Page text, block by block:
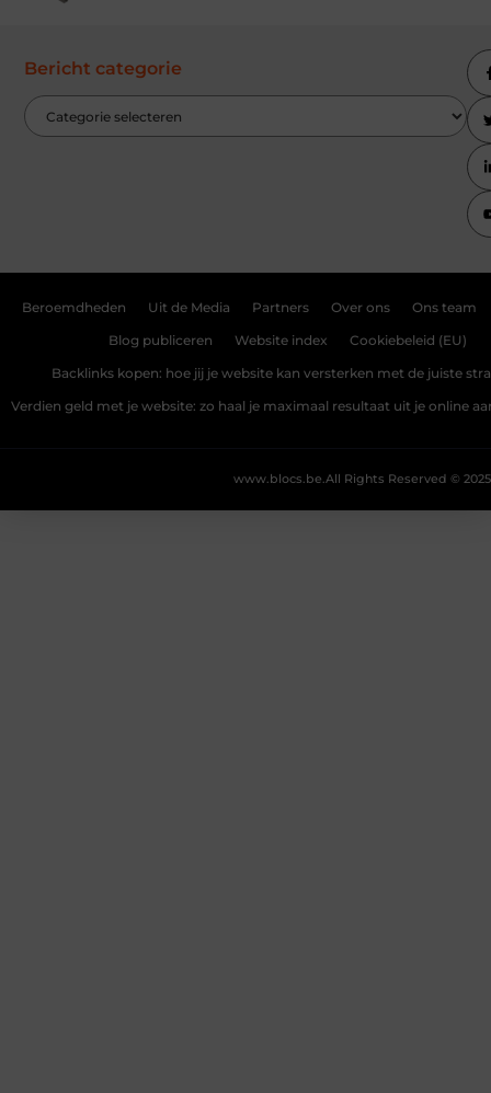
Bericht categorie
Beroemdheden Uit de Media Partners Over ons Ons team
Blog publiceren Website index Cookiebeleid (EU)
Backlinks kopen: hoe jij je website kan versterken met de juiste
Verdien geld met je website: zo haal je maximaal resultaat uit je online
All Rights Reserved © 2025
www.blocs.be.